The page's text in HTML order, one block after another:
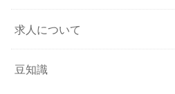
求人について
豆知識